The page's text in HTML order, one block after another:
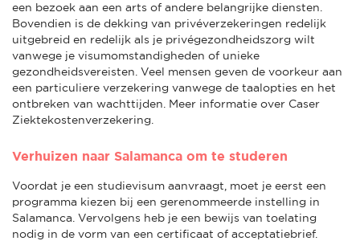
een bezoek aan een arts of andere belangrijke diensten.
Bovendien is de dekking van privéverzekeringen redelijk
uitgebreid en redelijk als je privégezondheidszorg wilt
vanwege je visumomstandigheden of unieke
gezondheidsvereisten. Veel mensen geven de voorkeur aan
een particuliere verzekering vanwege de taalopties en het
ontbreken van wachttijden. Meer informatie over Caser
Ziektekostenverzekering.
Verhuizen naar Salamanca om te studeren
Voordat je een studievisum aanvraagt, moet je eerst een
programma kiezen bij een gerenommeerde instelling in
Salamanca. Vervolgens heb je een bewijs van toelating
nodig in de vorm van een certificaat of acceptatiebrief.